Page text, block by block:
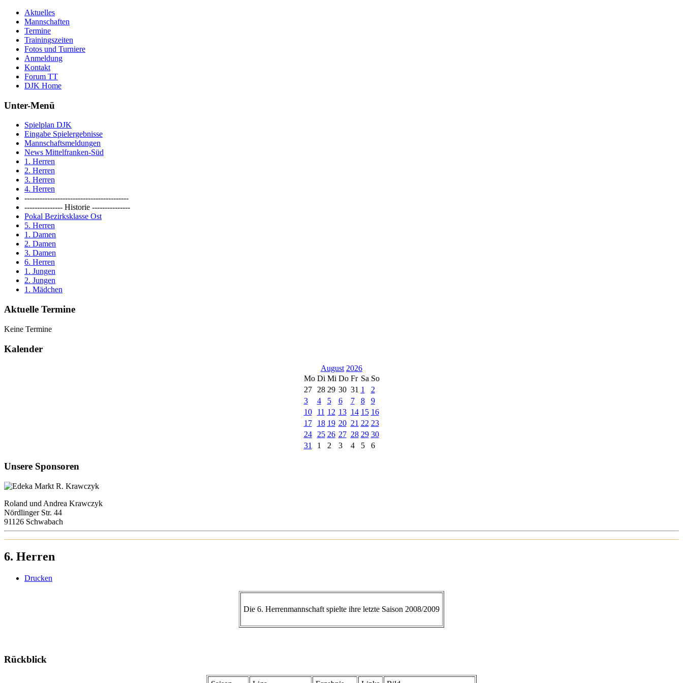
Aktuelles
Mannschaften
Termine
Trainingszeiten
Fotos und Turniere
Anmeldung
Kontakt
Forum TT
DJK Home
Unter-Menü
Spielplan DJK
Eingabe Spielergebnisse
Mannschaftsmeldungen
News Mittelfranken-Süd
1. Herren
2. Herren
3. Herren
4. Herren
-----------------------------------------
--------------- Historie ---------------
Pokal Bezirksklasse Ost
5. Herren
1. Damen
2. Damen
3. Damen
6. Herren
1. Jungen
2. Jungen
1. Mädchen
Aktuelle Termine
Keine Termine
Kalender
August 2026
Mo Di Mi Do Fr Sa So
27
28 29 30 31 1
2
3
4 5 6 7 8
9
10
11 12 13 14 15 16
17
18 19 20 21 22 23
24
25 26 27 28 29 30
31
1 2 3 4 5 6
Unsere Sponsoren
Roland und Andrea Krawczyk
Nördlinger Str. 44
91126 Schwabach
6. Herren
Drucken
Die 6. Herrenmannschaft spielte ihre letzte Saison 2008/2009
Rückblick